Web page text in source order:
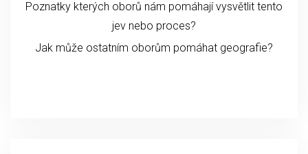
Poznatky kterých oborů nám pomáhají vysvětlit tento
jev nebo proces?
Jak může ostatním oborům pomáhat geografie?